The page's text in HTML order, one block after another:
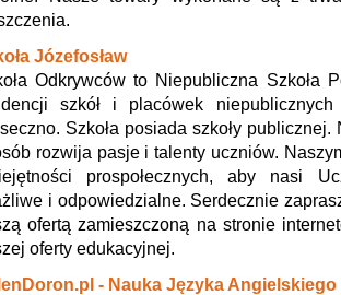
Józefosław
Odkrywców to Niepubliczna Szkoła
szkół i placówek
Szkoła posiada szkoły
rozwija pasje i talenty uczniów.
prospołecznych, aby nasi
i odpowiedzialne. Serdecznie
ofertą zamieszczoną na stronie
oferty edukacyjnej.
- Nauka Języka Angielskiego